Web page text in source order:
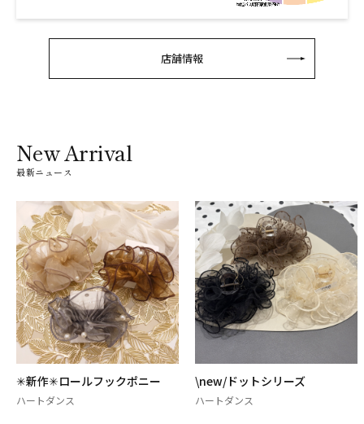
店舗情報
New Arrival
最新ニュース
✳新作✳ロールフックポニー
ハートダンス
\new/ドットシリーズ
ハートダンス